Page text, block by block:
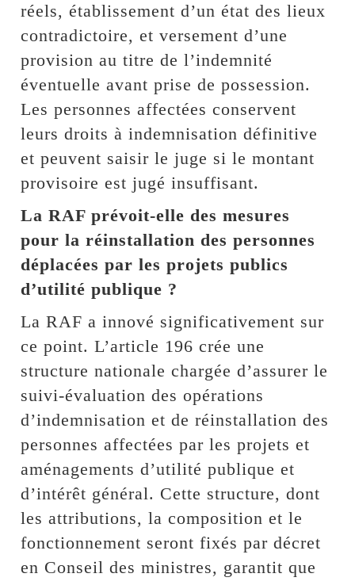
réels, établissement d’un état des lieux
contradictoire, et versement d’une
provision au titre de l’indemnité
éventuelle avant prise de possession.
Les personnes affectées conservent
leurs droits à indemnisation définitive
et peuvent saisir le juge si le montant
provisoire est jugé insuffisant.
La RAF prévoit-elle des mesures
pour la réinstallation des personnes
déplacées par les projets publics
d’utilité publique ?
La RAF a innové significativement sur
ce point. L’article 196 crée une
structure nationale chargée d’assurer le
suivi-évaluation des opérations
d’indemnisation et de réinstallation des
personnes affectées par les projets et
aménagements d’utilité publique et
d’intérêt général. Cette structure, dont
les attributions, la composition et le
fonctionnement seront fixés par décret
en Conseil des ministres, garantit que